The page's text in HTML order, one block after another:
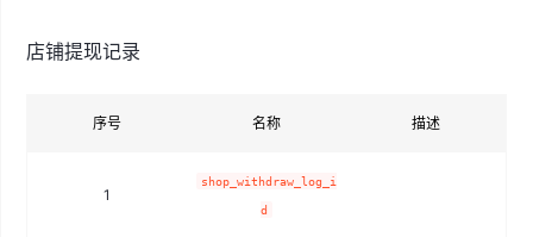
店铺提现记录
序号 名称 描述
1
shop_withdraw_log_i
d